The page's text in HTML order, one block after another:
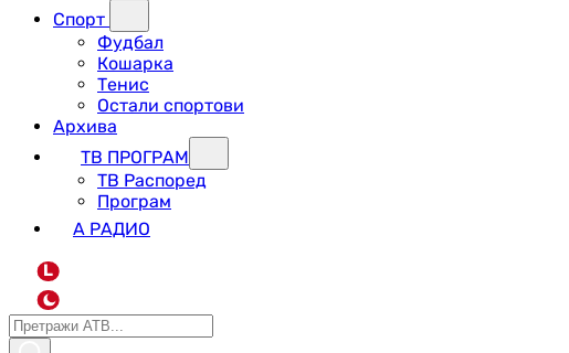
Спорт
Фудбал
Кошарка
Тенис
Остали спортови
Архива
ТВ ПРОГРАМ
ТВ Распоред
Програм
А РАДИО
L